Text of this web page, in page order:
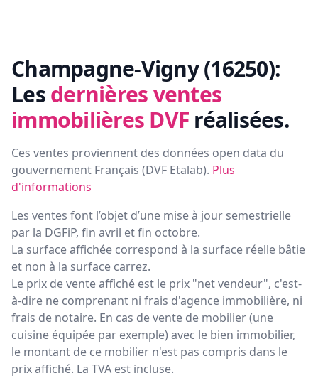
Champagne-Vigny (16250):
Les dernières ventes
immobilières DVF réalisées.
Ces ventes proviennent des données open data du
gouvernement Français (DVF Etalab). Plus
d'informations
Les ventes font l’objet d’une mise à jour semestrielle
par la DGFiP, fin avril et fin octobre.
La surface affichée correspond à la surface réelle bâtie
et non à la surface carrez.
Le prix de vente affiché est le prix "net vendeur", c'est-
à-dire ne comprenant ni frais d'agence immobilière, ni
frais de notaire. En cas de vente de mobilier (une
cuisine équipée par exemple) avec le bien immobilier,
le montant de ce mobilier n'est pas compris dans le
prix affiché. La TVA est incluse.